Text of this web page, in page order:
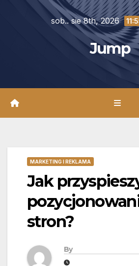
sob.. sie 8th, 2026
Jump
MARKETING I REKLAMA
Jak
stron?
By